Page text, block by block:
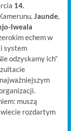
14.
Jaunde,
Iweala
echem w
system
odzyskamy ich”
muszą
rozdartym